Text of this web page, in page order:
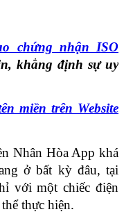
chứng nhận ISO
khẳng định sự uy
miền trên Website
Nhân Hòa App khá
ở bất kỳ đâu, tại
với một chiếc điện
thực hiện.